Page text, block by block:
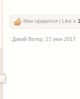
Мне нравится | Like x 1
Дикий Ветер 17 июн 2017